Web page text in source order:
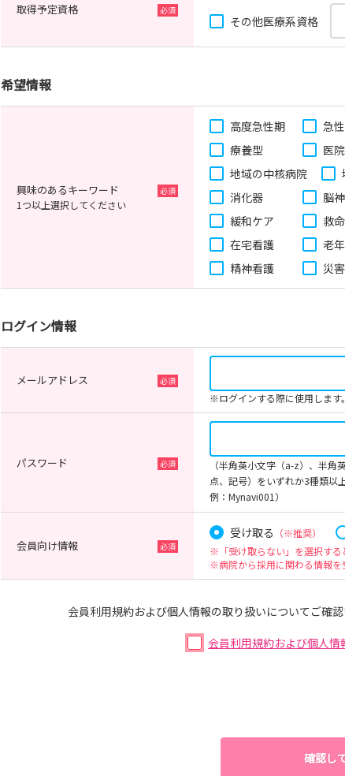
取得予定資格
その他医療系資格
希望情報
興味のあるキーワード
1つ以上選択してください
高度急性期 急
療養型
医
地域の中核病院
消化器
脳
緩和ケア
救
在宅看護
老
精神看護
災
ログイン情報
メールアドレス
※ログインする際に使用します。
パスワード
（半角英小文字（a-z）、半
点、記号）をいずれか3種類以
例：Mynavi001）
会員向け情報
受け取る （※推奨）
※「受け取らない」を選択する
※病院から採用に関わる情報を
会員利用規約および個人情報の取り扱いについてご確
会員利用規約および個人情
確認し